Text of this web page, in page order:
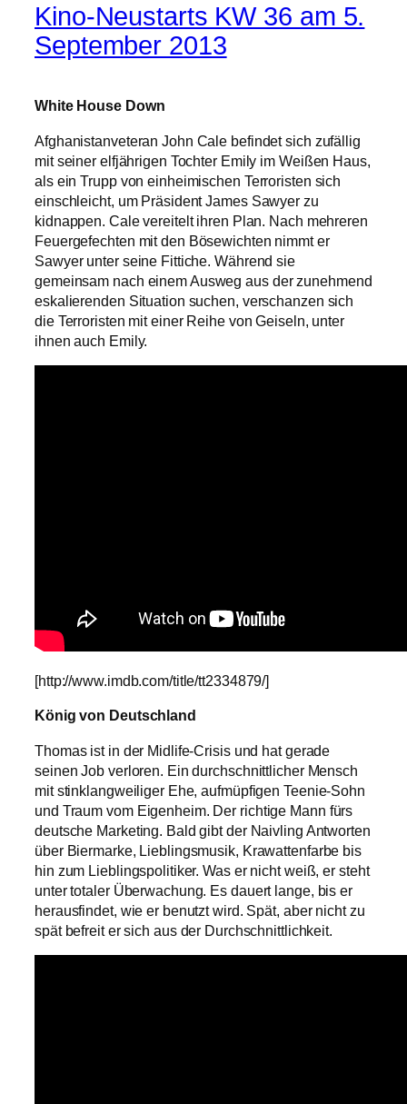
Kino-Neustarts KW 36 am 5.
September 2013
White House Down
Afghanistanveteran John Cale befindet sich zufällig
mit seiner elfjährigen Tochter Emily im Weißen Haus,
als ein Trupp von einheimischen Terroristen sich
einschleicht, um Präsident James Sawyer zu
kidnappen. Cale vereitelt ihren Plan. Nach mehreren
Feuergefechten mit den Bösewichten nimmt er
Sawyer unter seine Fittiche. Während sie
gemeinsam nach einem Ausweg aus der zunehmend
eskalierenden Situation suchen, verschanzen sich
die Terroristen mit einer Reihe von Geiseln, unter
ihnen auch Emily.
[http://www.imdb.com/title/tt2334879/]
König von Deutschland
Thomas ist in der Midlife-Crisis und hat gerade
seinen Job verloren. Ein durchschnittlicher Mensch
mit stinklangweiliger Ehe, aufmüpfigen Teenie-Sohn
und Traum vom Eigenheim. Der richtige Mann fürs
deutsche Marketing. Bald gibt der Naivling Antworten
über Biermarke, Lieblingsmusik, Krawattenfarbe bis
hin zum Lieblingspolitiker. Was er nicht weiß, er steht
unter totaler Überwachung. Es dauert lange, bis er
herausfindet, wie er benutzt wird. Spät, aber nicht zu
spät befreit er sich aus der Durchschnittlichkeit.